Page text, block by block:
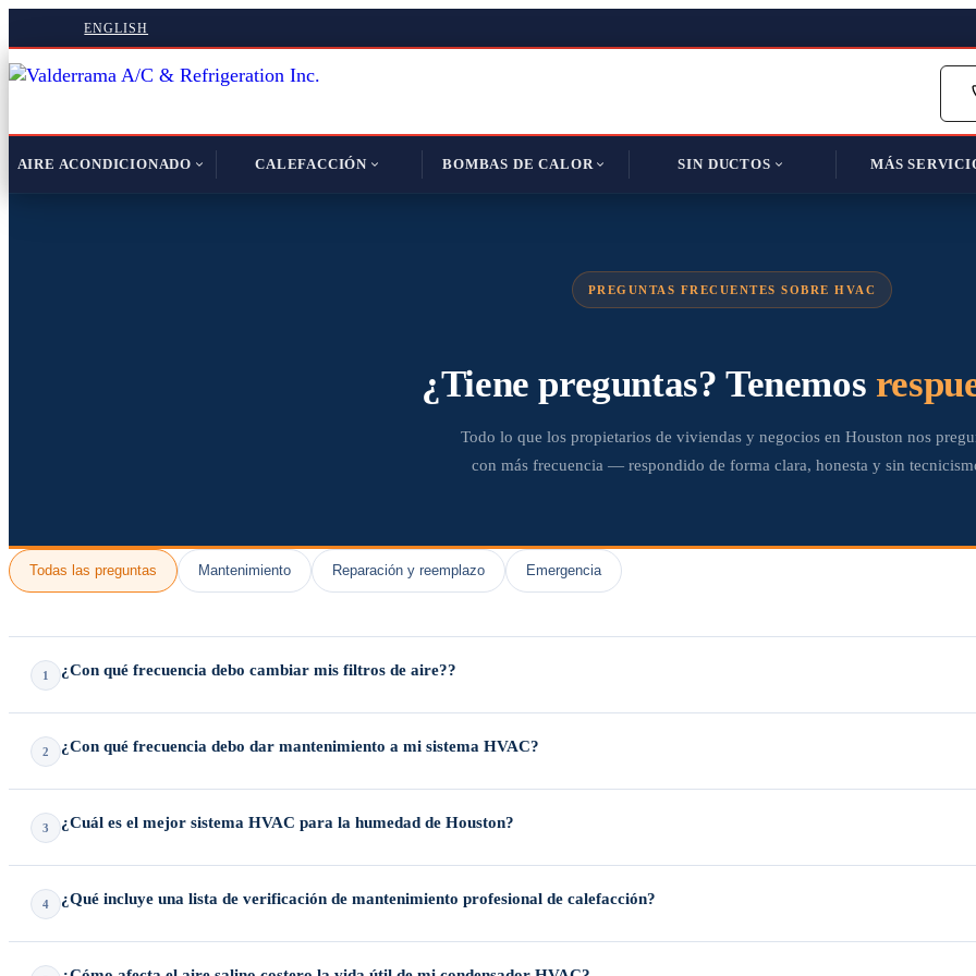
ENGLISH
AIRE ACONDICIONADO CALEFACCIÓN BOMBAS DE CALOR SIN DUCTOS MÁS
PREGUNTAS FRECUENTES SOBRE HVAC
¿Tiene preguntas? Tenemos
Todo lo que los propietarios de viviendas y negocios en Houston nos
con más frecuencia — respondido de forma clara, honesta y sin
Todas las preguntas Mantenimiento Reparación y reemplazo Emergencia
1 ¿Con qué frecuencia debo cambiar mis filtros de aire??
de aire y una buena calidad del aire interior.
2 ¿Con qué frecuencia debo dar mantenimiento a mi sistema HVAC?
ayuda a mantener las garantías del fabricante.
3 ¿Cuál es el mejor sistema HVAC para la humedad de Houston?
eficazmente la humedad extrema del aire.
4 ¿Qué incluye una lista de verificación de mantenimiento profesional de calefacción?